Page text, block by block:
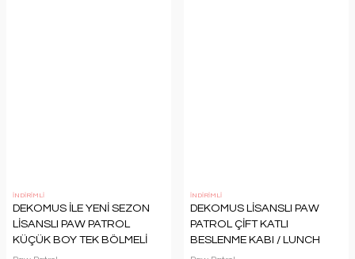
İNDİRİMLİ
DEKOMUS İLE YENİ SEZON
LİSANSLI PAW PATROL
KÜÇÜK BOY TEK BÖLMELİ
ANAOKUL ÇANTASI
İNDİRİMLİ
DEKOMUS LİSANSLI PAW
PATROL ÇİFT KATLI
BESLENME KABI / LUNCH
BOX